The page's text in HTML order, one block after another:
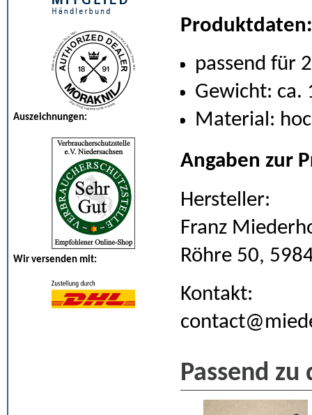
Auszeichnungen:
Wir versenden mit:
Produktdaten:
passend für
Gewicht: ca.
Material:
Angaben zur
Hersteller:
Franz
Röhre 50,
Kontakt:
Passend